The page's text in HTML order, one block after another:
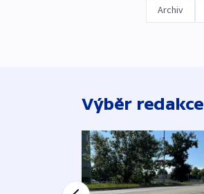
Archiv
Výběr redakce